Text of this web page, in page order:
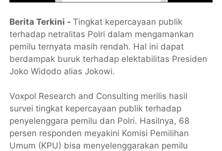
Berita Terkini -Tingkat kepercayaan publik
terhadap netralitas Polri dalam mengamankan
pemilu ternyata masih rendah. Hal ini dapat
berdampak buruk terhadap elektabilitas Presiden
Joko Widodo alias Jokowi.
Voxpol Research and Consulting merilis hasil
survei tingkat kepercayaan publik terhadap
penyelenggara pemilu dan Polri. Hasilnya, 68
persen responden meyakini Komisi Pemilihan
Umum (KPU) bisa menyelenggarakan pemilu